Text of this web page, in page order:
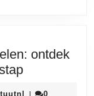
ontdek
Effectief
|
0